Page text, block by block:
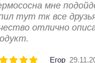
мне
тут тк все
отлично
Егор